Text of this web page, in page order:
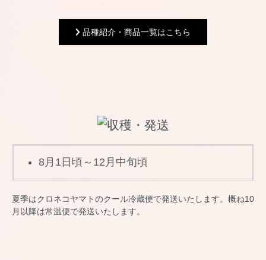
品種紹介・商品一覧はこちら
8月1日頃～12月中旬頃
夏季はクロネコヤマトのクール冷蔵便で発送いたします。概ね10
月以降は常温便で発送いたします。